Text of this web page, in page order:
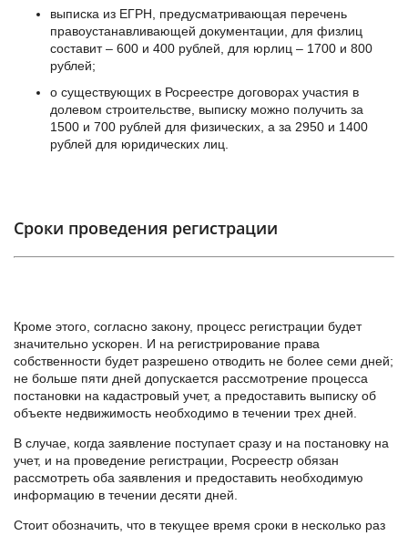
выписка из ЕГРН, предусматривающая перечень
правоустанавливающей документации, для физлиц
составит – 600 и 400 рублей, для юрлиц – 1700 и 800
рублей;
о существующих в Росреестре договорах участия в
долевом строительстве, выписку можно получить за
1500 и 700 рублей для физических, а за 2950 и 1400
рублей для юридических лиц.
Сроки проведения регистрации
Кроме этого, согласно закону, процесс регистрации будет
значительно ускорен. И на регистрирование права
собственности будет разрешено отводить не более семи дней;
не больше пяти дней допускается рассмотрение процесса
постановки на кадастровый учет, а предоставить выписку об
объекте недвижимость необходимо в течении трех дней.
В случае, когда заявление поступает сразу и на постановку на
учет, и на проведение регистрации, Росреестр обязан
рассмотреть оба заявления и предоставить необходимую
информацию в течении десяти дней.
Стоит обозначить, что в текущее время сроки в несколько раз